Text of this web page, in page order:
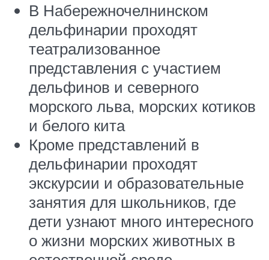
В Набережночелнинском
дельфинарии проходят
театрализованное
представления с участием
дельфинов и северного
морского льва, морских котиков
и белого кита
Кроме представлений в
дельфинарии проходят
экскурсии и образовательные
занятия для школьников, где
дети узнают много интересного
о жизни морских животных в